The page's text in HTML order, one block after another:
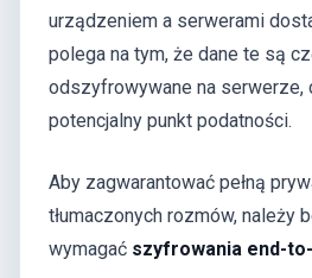
urządzeniem a serwerami
polega na tym, że dane te są
odszyfrowywane na serwerze,
potencjalny punkt podatności.
Aby zagwarantować pełną
tłumaczonych rozmów, należy
wymagać szyfrowania end-to-